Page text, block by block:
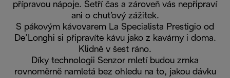
přípravou nápoje. Šetří čas a zároveň vás nepřipraví
ani o chuťový zážitek.
S pákovým kávovarem La Specialista Prestigio od
De’Longhi si připravíte kávu jako z kavárny i doma.
Klidně v šest ráno.
Díky technologii Senzor mletí budou zrnka
rovnoměrně namletá bez ohledu na to, jakou dávku